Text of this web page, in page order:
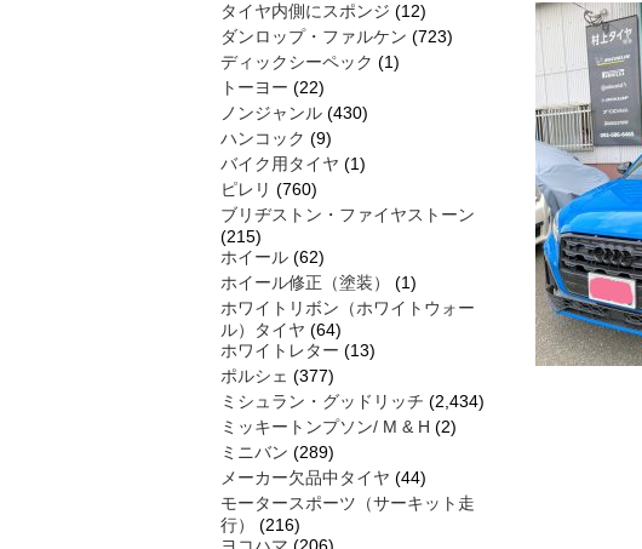
タイヤ内側にスポンジ (12)
ダンロップ・ファルケン (723)
ディックシーペック (1)
トーヨー (22)
ノンジャンル (430)
ハンコック (9)
バイク用タイヤ (1)
ピレリ (760)
ブリヂストン・ファイヤストーン
(215)
ホイール (62)
ホイール修正（塗装）
(1)
ホワイトリボン（ホワイトウォー
ル）タイヤ (64)
ホワイトレター (13)
ポルシェ (377)
ミシュラン・グッドリッチ (2,434)
ミッキートンプソン/ M & H (2)
ミニバン (289)
メーカー欠品中タイヤ (44)
モータースポーツ（サーキット走
行）
(216)